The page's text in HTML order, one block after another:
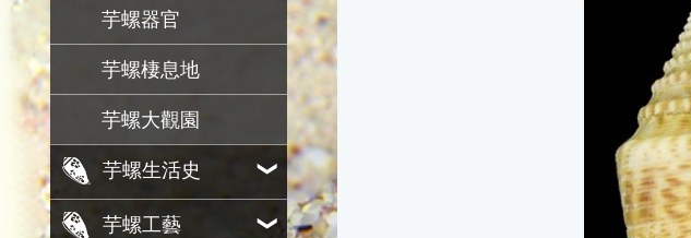
芋螺器官
芋螺棲息地
芋螺大觀園
芋螺生活史
芋螺工藝